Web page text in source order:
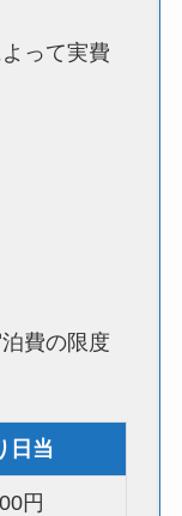
って実費
費の限度
日当
円